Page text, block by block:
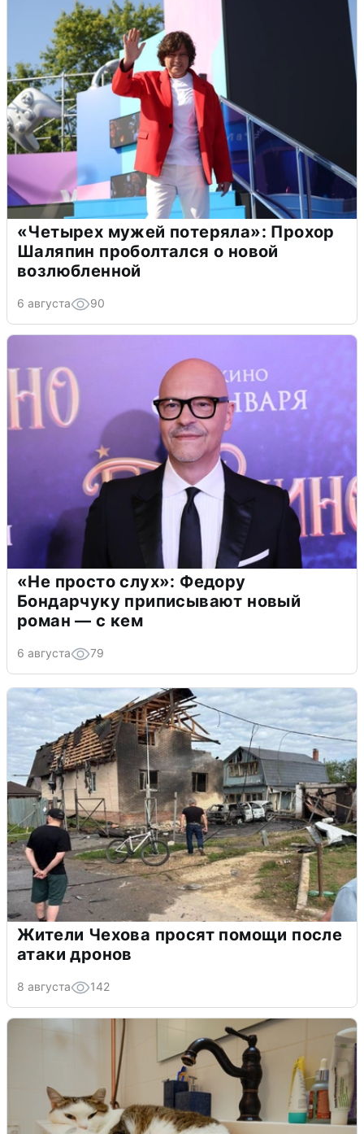
«Четырех мужей потеряла»: Прохор
Шаляпин проболтался о новой
возлюбленной
6 августа 90
«Не просто слух»: Федору
Бондарчуку приписывают новый
роман — с кем
6 августа 79
Жители Чехова просят помощи после
атаки дронов
8 августа 142